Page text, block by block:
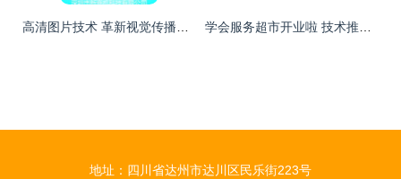
地址：四川省达州市达川区民乐街223号